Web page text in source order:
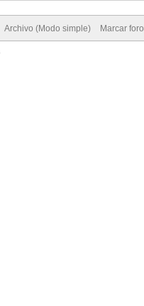
Archivo (Modo simple) Marcar